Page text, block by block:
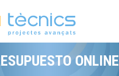
ONLINE